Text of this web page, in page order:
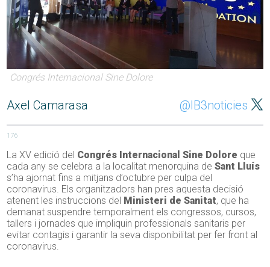
Congrés Internacional Sine Dolore
Axel Camarasa @IB3noticies
176
La XV edició del Congrés Internacional Sine Dolore que
cada any se celebra a la localitat menorquina de Sant Lluís
s’ha ajornat fins a mitjans d’octubre per culpa del
coronavirus. Els organitzadors han pres aquesta decisió
atenent les instruccions del Ministeri de Sanitat, que ha
demanat suspendre temporalment els congressos, cursos,
tallers i jornades que impliquin professionals sanitaris per
evitar contagis i garantir la seva disponibilitat per fer front al
coronavirus.